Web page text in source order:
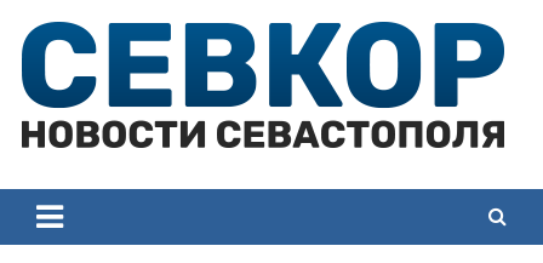
content
Севастополя
Севастополя